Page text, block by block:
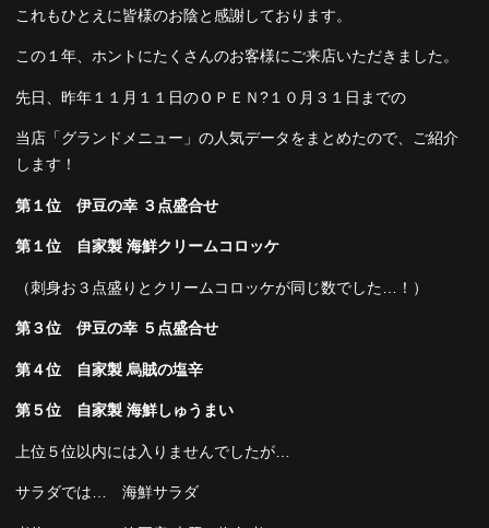
これもひとえに皆様のお陰と感謝しております。
この１年、ホントにたくさんのお客様にご来店いただきました。
先日、昨年１１月１１日のＯＰＥＮ?１０月３１日までの
当店「グランドメニュー」の人気データをまとめたので、ご紹介
します！
第１位 伊豆の幸 ３点盛合せ
第１位 自家製 海鮮クリームコロッケ
（刺身お３点盛りとクリームコロッケが同じ数でした…！）
第３位 伊豆の幸 ５点盛合せ
第４位 自家製 烏賊の塩辛
第５位 自家製 海鮮しゅうまい
上位５位以内には入りませんでしたが…
サラダでは… 海鮮サラダ